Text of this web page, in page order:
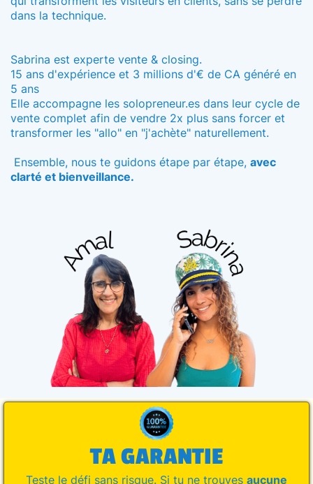
dans la technique.
Sabrina est experte vente & closing.
15 ans d'expérience et 3 millions d'€ de CA généré en
5 ans
Elle accompagne les solopreneur.es dans leur cycle de
vente complet afin de vendre 2x plus sans forcer et
transformer les "allo" en "j'achète" naturellement.
Ensemble, nous te guidons étape par étape, avec
clarté et bienveillance.
TA GARANTIE
Teste le défi sans risque. Si tu ne trouves aucune